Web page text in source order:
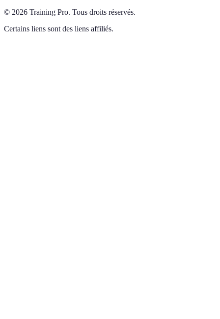
© 2026 Training Pro. Tous droits réservés.
Certains liens sont des liens affiliés.